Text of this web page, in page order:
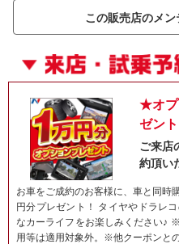
この販売店のメ
★オプ
ゼント
ご来店
約頂い
お車をご成約のお客様に、車と同時
円分プレゼント！ タイヤやドラレ
なカーライフをお楽しみください♪
用等は適用対象外。※他クーポンと